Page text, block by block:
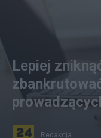
Lepiej
Redakcja